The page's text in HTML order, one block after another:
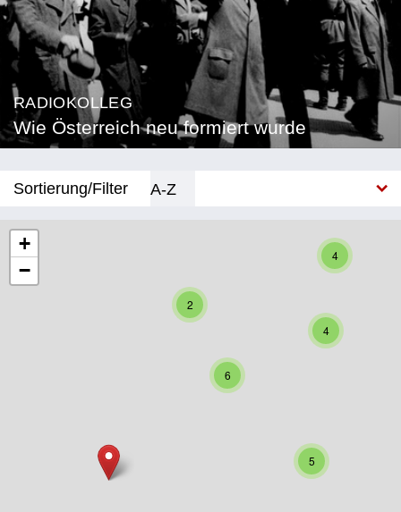
RADIOKOLLEG
Wie Österreich neu formiert wurde
Sortierung/Filter
A-Z
Burgenland
Niederösterreich
4
2
4
5
6
+
−